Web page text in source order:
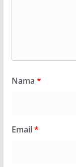
Nama *
Email*